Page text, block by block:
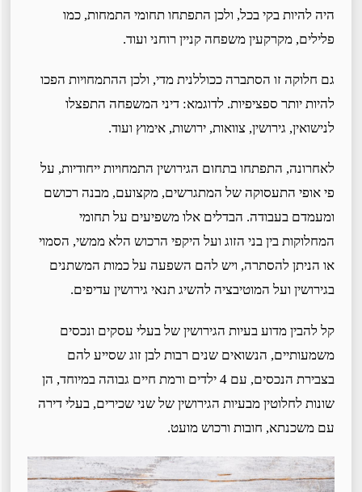
היה להיות בקי בכל, ולכן התפתחו תחומי התמחות, כמו
פלילים, מקרקעין משפחה קניין רוחני ועוד.
גם חלוקה זו הסתברה ככוללנית מדי, ולכן ההתמחויות הפכו
להיות יותר ספציפיות. לדוגמא: דיני המשפחה התפצלו
לנישואין, גירושין, צוואות, ירושות, אימוץ ועוד.
לאחרונה, התפתחו בתחום הגירושין התמחויות ייחודיות, על
פי אופי התעסוקה של המתגרשים, מקצועם, מבנה רכושם
ומעמדם בעבודה. הבדלים אלו משפיעים על תחומי
המחלוקות בין בני הזוג ועל היקפי הרכוש הלא ממשי, הסמוי
או הניתן להסתרה, ויש להם השפעה על כמות המשתנים
בגירושין ועל המוטיבציה להשיג תנאי גירושין עדיפים.
קל להבין מדוע בעיות הגירושין של בעלי עסקים ונכסים
משמעותיים, הנשואים שנים רבות לבן זוג שסייע להם
בצבירת הנכסים, עם 4 ילדים ורמת חיים גבוהה במיוחד, הן
שונות לחלוטין מבעיות הגירושין של שני שכירים, בעלי דירה
עם משכנתא, חובות ורכוש מועט.